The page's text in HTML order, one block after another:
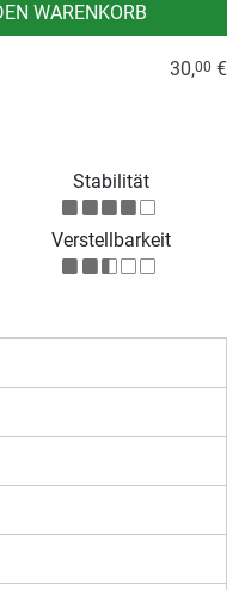
WARENKORB
Stabilität
Verstellbarkeit
30,00 €